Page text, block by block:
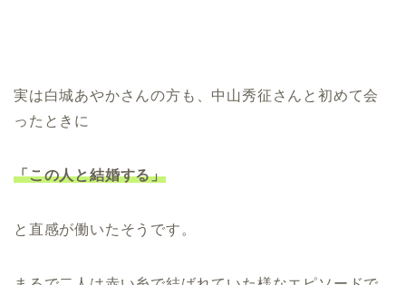
実は白城あやかさんの方も、中山秀征さんと初めて会
ったときに
「この人と結婚する」
と直感が働いたそうです。